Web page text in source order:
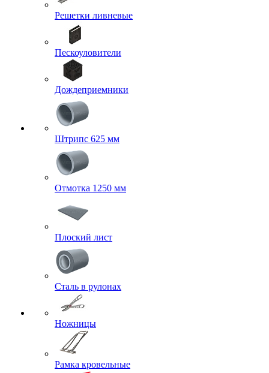
Решетки ливневые
Пескоуловители
Дождеприемники
Штрипс 625 мм
Отмотка 1250 мм
Плоский лист
Сталь в рулонах
Ножницы
Рамка кровельные